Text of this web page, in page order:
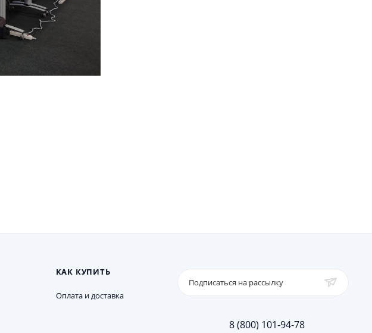
КАК КУПИТЬ
Оплата и доставка
Подписаться на рассылку
8 (800) 101-94-78